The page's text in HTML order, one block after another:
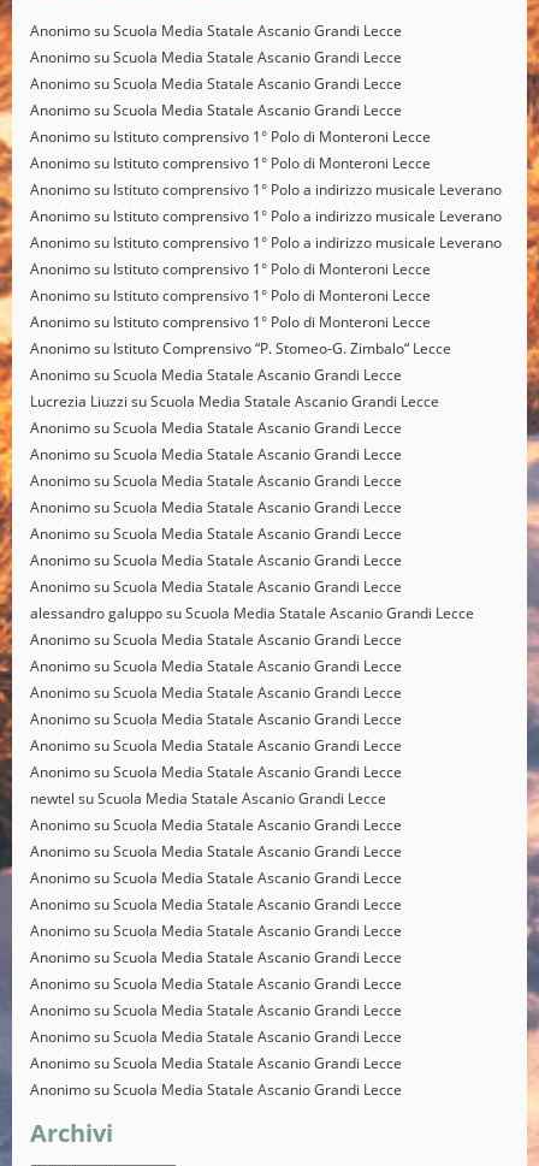
AnonimosuScuola Media Statale Ascanio Grandi Lecce
AnonimosuScuola Media Statale Ascanio Grandi Lecce
AnonimosuScuola Media Statale Ascanio Grandi Lecce
AnonimosuScuola Media Statale Ascanio Grandi Lecce
Anonimosu Istituto comprensivo 1° Polo di Monteroni Lecce
Anonimosu Istituto comprensivo 1° Polo di Monteroni Lecce
Anonimosu Istituto comprensivo 1° Polo a indirizzo musicale Leverano
Anonimosu Istituto comprensivo 1° Polo a indirizzo musicale Leverano
Anonimosu Istituto comprensivo 1° Polo a indirizzo musicale Leverano
Anonimosu Istituto comprensivo 1° Polo di Monteroni Lecce
Anonimosu Istituto comprensivo 1° Polo di Monteroni Lecce
Anonimosu Istituto comprensivo 1° Polo di Monteroni Lecce
Anonimosu Istituto Comprensivo “P. Stomeo-G. Zimbalo“ Lecce
AnonimosuScuola Media Statale Ascanio Grandi Lecce
Lucrezia Liuzzi suScuola Media Statale Ascanio Grandi Lecce
AnonimosuScuola Media Statale Ascanio Grandi Lecce
AnonimosuScuola Media Statale Ascanio Grandi Lecce
AnonimosuScuola Media Statale Ascanio Grandi Lecce
AnonimosuScuola Media Statale Ascanio Grandi Lecce
AnonimosuScuola Media Statale Ascanio Grandi Lecce
AnonimosuScuola Media Statale Ascanio Grandi Lecce
AnonimosuScuola Media Statale Ascanio Grandi Lecce
alessandro galupposuScuola Media Statale Ascanio Grandi Lecce
AnonimosuScuola Media Statale Ascanio Grandi Lecce
AnonimosuScuola Media Statale Ascanio Grandi Lecce
AnonimosuScuola Media Statale Ascanio Grandi Lecce
AnonimosuScuola Media Statale Ascanio Grandi Lecce
AnonimosuScuola Media Statale Ascanio Grandi Lecce
AnonimosuScuola Media Statale Ascanio Grandi Lecce
newtel suScuola Media Statale Ascanio Grandi Lecce
AnonimosuScuola Media Statale Ascanio Grandi Lecce
AnonimosuScuola Media Statale Ascanio Grandi Lecce
AnonimosuScuola Media Statale Ascanio Grandi Lecce
AnonimosuScuola Media Statale Ascanio Grandi Lecce
AnonimosuScuola Media Statale Ascanio Grandi Lecce
AnonimosuScuola Media Statale Ascanio Grandi Lecce
AnonimosuScuola Media Statale Ascanio Grandi Lecce
AnonimosuScuola Media Statale Ascanio Grandi Lecce
AnonimosuScuola Media Statale Ascanio Grandi Lecce
AnonimosuScuola Media Statale Ascanio Grandi Lecce
AnonimosuScuola Media Statale Ascanio Grandi Lecce
Archivi